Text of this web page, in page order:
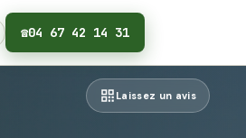
☎04 67 42 14 31
Laissez un avis